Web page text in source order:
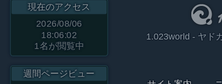
現在のアクセス
2026/08/06
18:06:02
1名が閲覧中
週間ページビュー
1.023world - ヤド